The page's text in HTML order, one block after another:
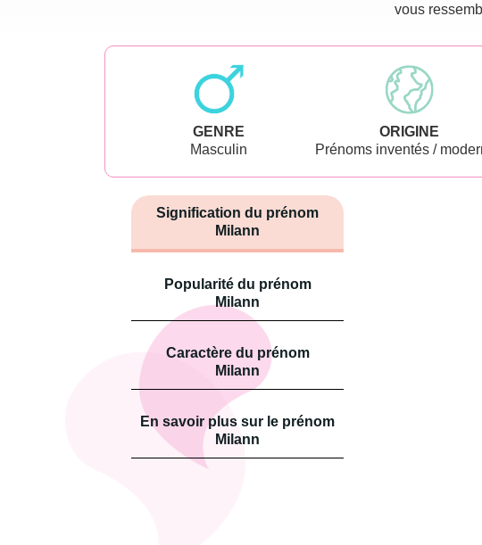
vous
GENRE
Masculin
ORIGINE
Prénoms inventés /
Signification du prénom
Milann
Popularité du prénom
Milann
Caractère du prénom
Milann
En savoir plus sur le prénom
Milann